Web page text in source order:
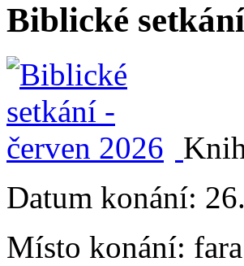
Biblické setkání
Datum konání:
Místo konání: